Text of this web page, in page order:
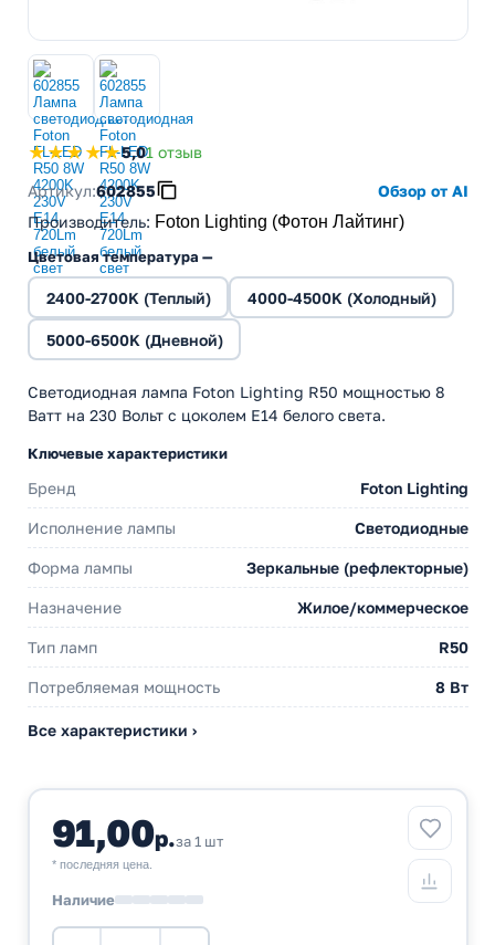
★★★★★5,01 отзыв
Артикул:602855
Обзор от AI
Производитель: Foton Lighting (Фотон Лайтинг)
Цветовая температура —
2400-2700K (Теплый) 4000-4500K (Холодный)
5000-6500K (Дневной)
Светодиодная лампа Foton Lighting R50 мощностью 8
Ватт на 230 Вольт с цоколем E14 белого света.
Ключевые характеристики
Бренд Foton Lighting
Исполнение лампы Светодиодные
Форма лампы Зеркальные (рефлекторные)
Назначение Жилое/коммерческое
Тип ламп R50
Потребляемая мощность 8 Вт
Все характеристики ›
91,00р.за 1 шт
* последняя цена.
Наличие